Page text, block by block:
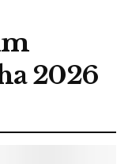
2026